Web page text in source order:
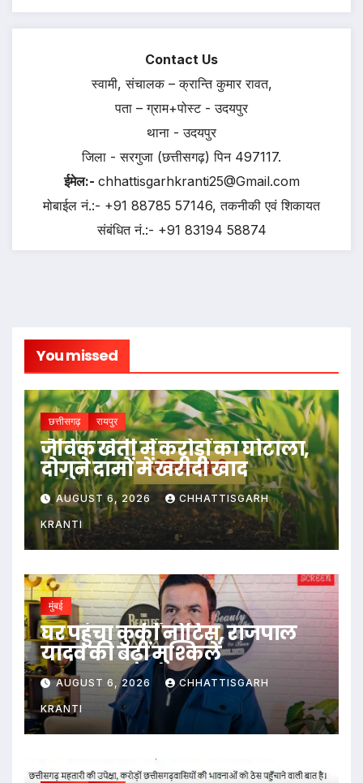
Contact Us
स्वामी, संचालक – क्रान्ति कुमार रावत,
पता – ग्राम+पोस्ट - उदयपुर
थाना - उदयपुर
जिला - सरगुजा (छत्तीसगढ़) पिन 497117.
ईमेल:- chhattisgarhkranti25@Gmail.com
मोबाईल नं.:- +91 88785 57146, तकनीकी एवं शिकायत
संबंधित नं.:- +91 83194 58874
You missed
छत्तीसगढ़ रायपुर
जैविक खेती में करोड़ों का घोटाला,
दोगुने दामों में खरीदी खाद
AUGUST 6, 2026 CHHATTISGARH
KRANTI
मुंबई
घर पहुंचा कुर्की नोटिस, राजपाल
यादव की बढ़ीं मुश्किलें
AUGUST 6, 2026 CHHATTISGARH
KRANTI